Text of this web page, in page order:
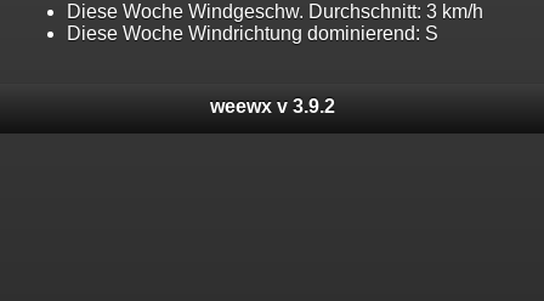
Diese Woche Windgeschw. Durchschnitt: 3 km/h
Diese Woche Windrichtung dominierend: S
weewx v 3.9.2